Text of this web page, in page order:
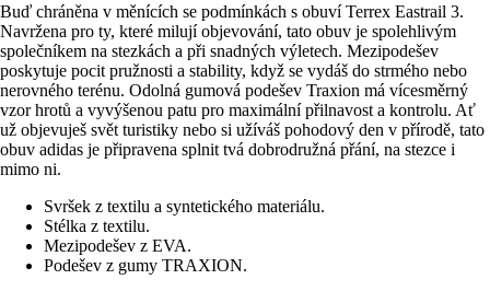
Buď chráněna v měnících se podmínkách s obuví Terrex Eastrail 3.
Navržena pro ty, které milují objevování, tato obuv je spolehlivým
společníkem na stezkách a při snadných výletech. Mezipodešev
poskytuje pocit pružnosti a stability, když se vydáš do strmého nebo
nerovného terénu. Odolná gumová podešev Traxion má vícesměrný
vzor hrotů a vyvýšenou patu pro maximální přilnavost a kontrolu. Ať
už objevuješ svět turistiky nebo si užíváš pohodový den v přírodě, tato
obuv adidas je připravena splnit tvá dobrodružná přání, na stezce i
mimo ni.
Svršek z textilu a syntetického materiálu.
Stélka z textilu.
Mezipodešev z EVA.
Podešev z gumy TRAXION.